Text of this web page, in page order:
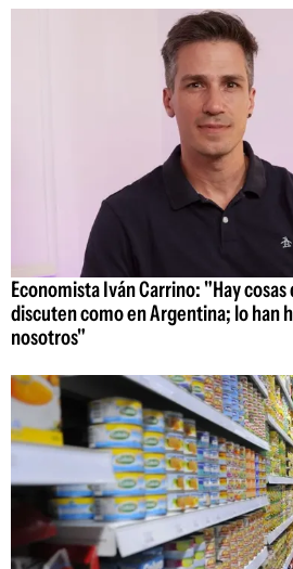
Economista Iván Carrino: "Hay cosas
discuten como en Argentina; lo han
nosotros"